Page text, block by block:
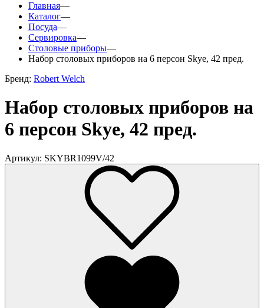
Главная—
Каталог—
Посуда—
Сервировка—
Столовые приборы—
Набор столовых приборов на 6 персон Skye, 42 пред.
Бренд: Robert Welch
Набор столовых приборов на
6 персон Skye, 42 пред.
Артикул: SKYBR1099V/42